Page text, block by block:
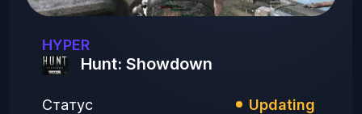
HYPER
Hunt: Showdown
Статус Updating